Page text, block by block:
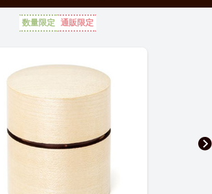
数量限定 通販限定